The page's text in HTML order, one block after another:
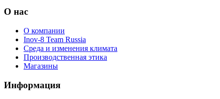
О нас
О компании
Inov-8 Team Russia
Среда и изменения климата
Производственная этика
Магазины
Информация